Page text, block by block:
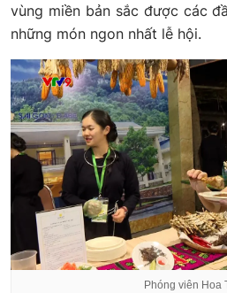
vùng miền bản sắc được các
những món ngon nhất lễ hội.
Phóng viên Hoa